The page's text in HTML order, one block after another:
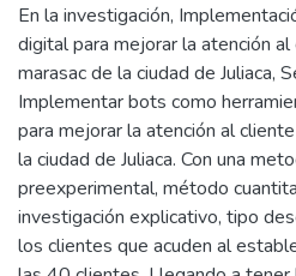
En la investigación,
digital para mejorar la atención
marasac de la ciudad de Juliaca,
Implementar bots como
para mejorar la atención al
la ciudad de Juliaca. Con una
preexperimental, método
investigación explicativo, tipo
los clientes que acuden al